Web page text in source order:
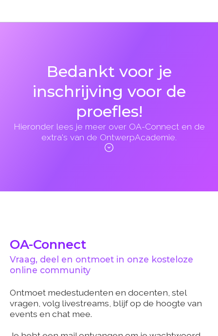
Bedankt voor je
inschrijving voor de
proefles!
Hieronder lees je meer over OA-Connect en de
extra's van de OntwerpAcademie.
OA-Connect
Vraag, deel en ontmoet in onze kosteloze
online community
Ontmoet medestudenten en docenten, stel
vragen, volg livestreams, blijf op de hoogte van
events en chat mee.